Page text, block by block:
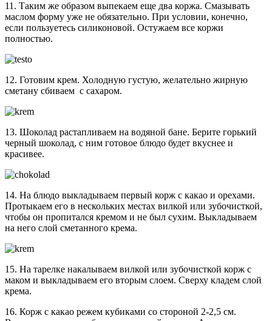
11. Таким же образом выпекаем еще два коржа. Смазывать
маслом форму уже не обязательно. При условии, конечно,
если пользуетесь силиконовой. Остужаем все коржи
полностью.
12. Готовим крем. Холодную густую, желательно жирную
сметану сбиваем с сахаром.
13. Шоколад растапливаем на водяной бане. Берите горький
черный шоколад, с ним готовое блюдо будет вкуснее и
красивее.
14. На блюдо выкладываем первый корж с какао и орехами.
Протыкаем его в нескольких местах вилкой или зубочисткой,
чтобы он пропитался кремом и не был сухим. Выкладываем
на него слой сметанного крема.
15. На тарелке накалываем вилкой или зубочисткой корж с
маком и выкладываем его вторым слоем. Сверху кладем слой
крема.
16. Корж с какао режем кубиками со стороной 2-2,5 см.